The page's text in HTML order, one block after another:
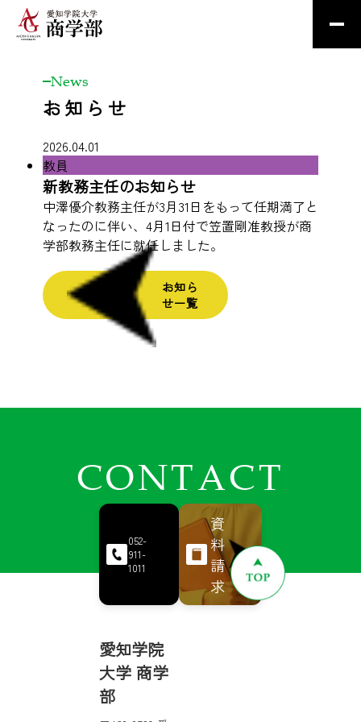
News
お知らせ
2026.04.01
教員
新教務主任のお知らせ
中澤優介教務主任が3月31日をもって任期満了と
なったのに伴い、4月1日付で笠置剛准教授が商
学部教務主任に就任しました。
お知ら
せ一覧
CONTACT
052-
911-
1011
資
料
請
求
愛知学院
大学 商学
部